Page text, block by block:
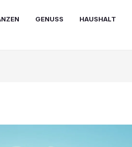
GENUSS HAUSHALT